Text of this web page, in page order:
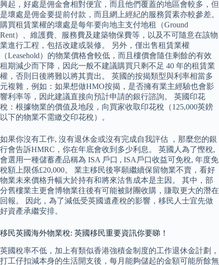
興起，好處是佣金會相對便宜，而且他們覆蓋的地區會較多，但
是壞處是佣金要提前付款，而且網上經紀的服務質素亦較參差。
購買租賃業權的壞處是每年要向地主支付地租（Ground
Rent）、維護費、服務費及建築物保費等，以及不可隨意在該物
業進行工程，包括改建或裝修。 另外，僅出售租賃業權
（Leasehold）的物業價格會較低，而且樓價會隨住剩餘的有效
租期減少而下降，因此一般不建議購買只剩不足 40 年的租賃業
權，否則日後將難以將其賣出。 英國的按揭類型與利率相當多
元複雜，例如：如果想做HMO按揭，是否擁有業主經驗也會影
響利率等，因此建議直接向預計申請的銀行諮詢。 英國印花
稅：根據物業的價值及地段，向買家收取印花稅（125,000英鎊
以下的物業不需繳交印花稅）。
如果你沒有工作, 沒有退休金或沒有完成自我評估 ，那麼您的銀
行會告訴HMRC，你在年底會收到多少利息。 英國人為了慳稅,
會選用一種儲蓄產品稱為 ISA 戶口 , ISA戶口收益可免稅, 年度免
稅額上限係£20,000。 業主移民後寧願繼續保留物業不賣，看好
物業未來價格升幅大於持有和將來沽售成本是主因。 其中，部
分舊樓業主更會博物業往後有可能被財團收購，賺取更大的潛在
回報。 因此，為了減低受英國遺產稅的影響，移民人士宜先做
好資產承繼安排。
移民英國海外物業稅: 英國移民重要資訊你要睇！
英國稅率不低，加上有類似香港強積金制度的工作退休金計劃，
打工仔扣減本身的生活開支後，每月能夠儲起的金額可能所餘無